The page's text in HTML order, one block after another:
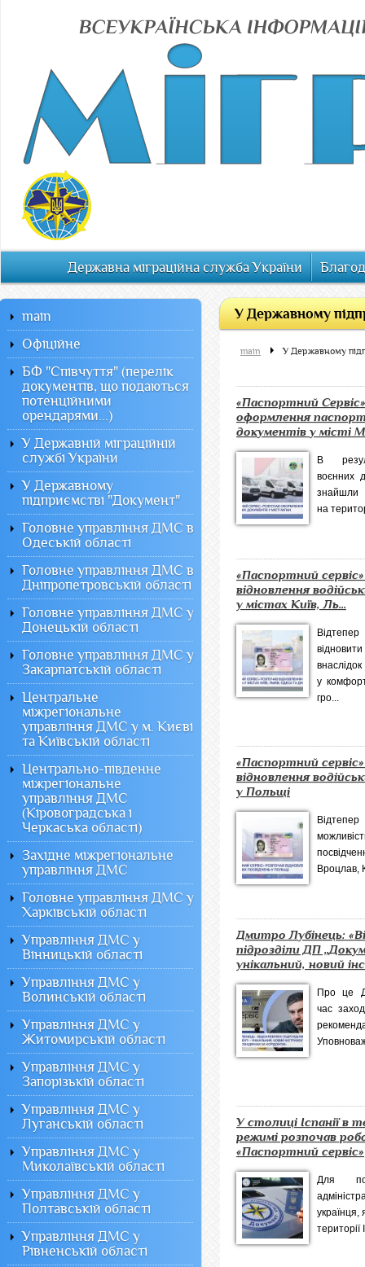
Державна міграційна служба України
У Державному
main У Державному
«Паспортний
оформлення
документів у місті
В
воєнних
на
«Паспортний
відновлення
у містах Київ, Ль...
у
гро...
«Паспортний
відновлення
у Польщі
Вроцлав,
Дмитро Лубінець:
підрозділи ДП
унікальний, новий
Про це
час
У столиці Іспанії в
режимі розпочав
«Паспортний сервіс»
Для
українця,
території
main
Офiцiйне
БФ "Співчуття" (перелік
документів, що подаються
потенційними
орендарями...)
У Державній міграційній
службі України
У Державному
підприємстві "Документ"
Головне управління ДМС в
Одеській області
Головне управління ДМС в
Дніпропетровській області
Головне управління ДМС у
Донецькій області
Головне управління ДМС у
Закарпатській області
Центральне
міжрегіональне
управління ДМС у м. Києві
та Київській області
Центрально-південне
міжрегіональне
управління ДМС
(Кіровоградська і
Черкаська області)
Західне міжрегіональне
управління ДМС
Головне управління ДМС у
Харківській області
Управління ДМС у
Вінницькій області
Управління ДМС у
Волинській області
Управління ДМС у
Житомирській області
Управління ДМС у
Запорізькій області
Управління ДМС у
Луганській області
Управління ДМС у
Миколаївській області
Управління ДМС у
Полтавській області
Управління ДМС у
Рівненській області